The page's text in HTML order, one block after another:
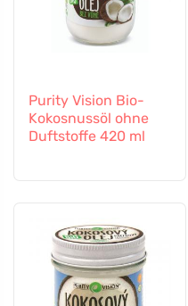
Purity Vision Bio-
Kokosnussöl ohne
Duftstoffe 420 ml